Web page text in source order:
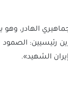
الهادر، وهو
رئيسيين: الصمود
إيران الشهيد».